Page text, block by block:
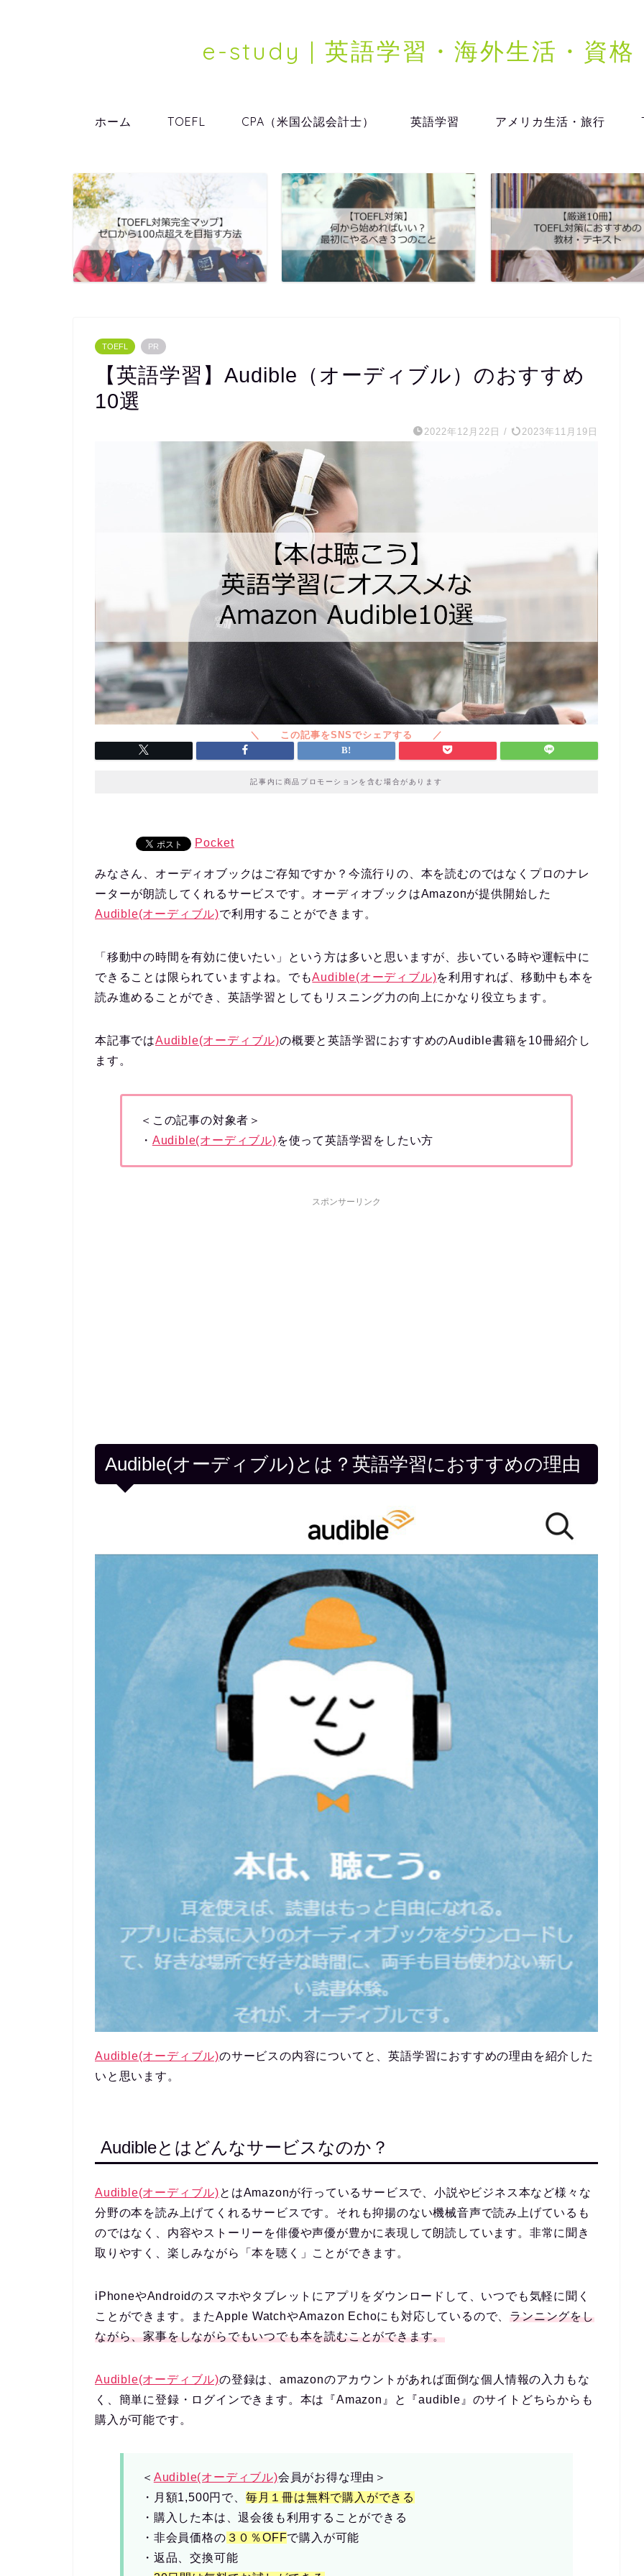
e-study | 英語学習・海外生活・資格
ホーム TOEFL CPA（米国公認会計士） 英語学習 アメリカ生活・旅行
TOEFL PR
【英語学習】Audible（オーディブル）のおすすめ
10選
2022年12月22日 / 2023年11月19日
記事内に商品プロモーションを含む場合があります
Pocket
みなさん、 オーディオブックはご存知ですか？今流行りの、本を読むのではなくプロのナレ
ーターが朗読してくれるサービスです。オーディオブックはAmazonが提供開始した
Audible(オーディブル)で利用することができます。
「移動中の時間を有効に使いたい」という方は多いと思いますが、歩いている時や運転中に
できることは限られていますよね。でもAudible(オーディブル)を利用すれば、移動中も本を
読み進めることができ、 英語学習としてもリスニング力の向上にかなり役立ちます。
本記事ではAudible(オーディブル)の概要と英語学習におすすめのAudible書籍を10冊紹介し
ます。
＜この記事の対象者＞
・ Audible(オーディブル)を使って英語学習をしたい方
スポンサーリンク
Audible(オーディブル)とは？英語学習におすすめの理由
Audible(オーディブル)のサービスの内容についてと、英語学習におすすめの理由を紹介した
いと思います。
Audibleとはどんなサービスなのか？
Audible(オーディブル)とはAmazonが行っているサービスで、小説やビジネス本など様々な
分野の本を読み上げてくれるサービスです。それも抑揚のない機械音声で読み上げているも
のではなく、内容やストーリーを俳優や声優が豊かに表現して朗読しています。非常に聞き
取りやすく、楽しみながら「本を聴く」ことができます。
iPhoneやAndroidのスマホやタブレット にアプリをダウンロードして、いつでも気軽に聞く
ことができます。またApple WatchやAmazon Echoにも対応しているので、ランニングをし
ながら、家事をしながらでもいつでも本を読むことができます。
Audible(オーディブル)の登録は、amazonのアカウントがあれば面倒な個人情報の入力もな
く、 簡単に登録・ログインできます。本は『Amazon』と『audible』のサイトどちらからも
購入が可能です。
＜ Audible(オーディブル)会員がお得な理由＞
・月額1,500円で、 毎月１冊は無料で購入ができる
・購入した本は、退会後も利用することができる
・非会員価格の ３０％OFFで購入が可能
・返品、交換可能